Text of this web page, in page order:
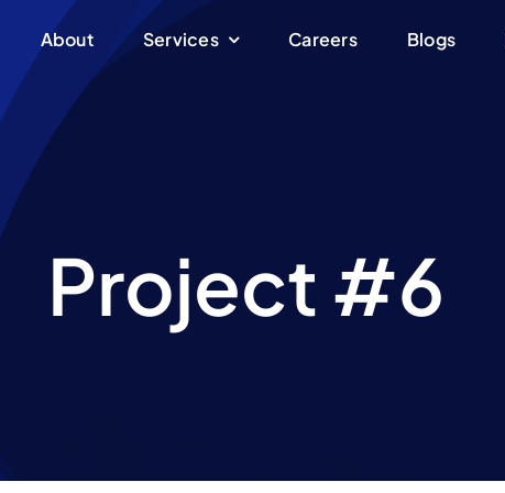
About Services Careers Blogs
Project #6